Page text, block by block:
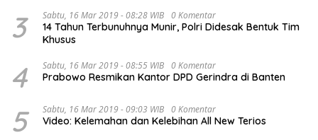
3 Sabtu, 16 Mar 2019 - 08:28 WIB 0 Komentar
14 Tahun Terbunuhnya Munir, Polri Didesak Bentuk Tim
Khusus
4 Sabtu, 16 Mar 2019 - 08:55 WIB 0 Komentar
Prabowo Resmikan Kantor DPD Gerindra di Banten
5 Sabtu, 16 Mar 2019 - 09:03 WIB 0 Komentar
Video: Kelemahan dan Kelebihan All New Terios